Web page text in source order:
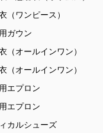
（ワンピース）
ガウン
（オールインワン）
（オールインワン）
エプロン
エプロン
カルシューズ